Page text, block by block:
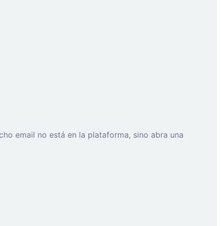
email no está en la plataforma, sino abra una